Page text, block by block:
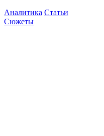
Аналитика Статьи
Сюжеты